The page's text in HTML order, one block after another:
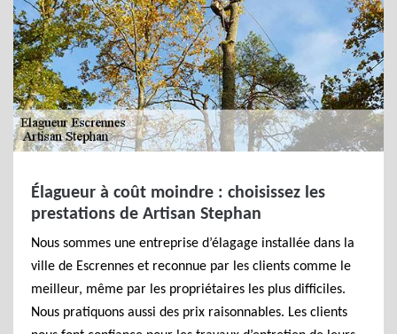
Élagueur à coût moindre : choisissez les
prestations de Artisan Stephan
Nous sommes une entreprise d’élagage installée dans la
ville de Escrennes et reconnue par les clients comme le
meilleur, même par les propriétaires les plus difficiles.
Nous pratiquons aussi des prix raisonnables. Les clients